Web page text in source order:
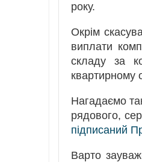
року.
Окрім
виплати
складу за
квартирному
Нагадаємо
рядового,
підписаний
Варто